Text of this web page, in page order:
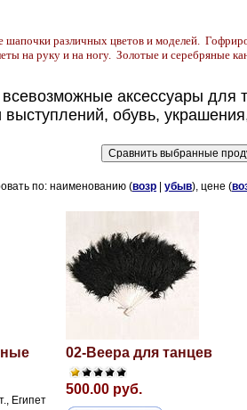
шапочки различных цветов и моделей.
на руку и на ногу. Золотые и серебряные
аксессуары для
выступлений, обувь,
по: наименованию (возр убыв), цене (
Египет
02-Веера для танцев
500.00 руб.